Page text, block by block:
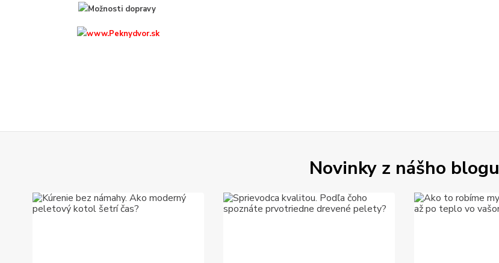
Novinky z nášho blogu